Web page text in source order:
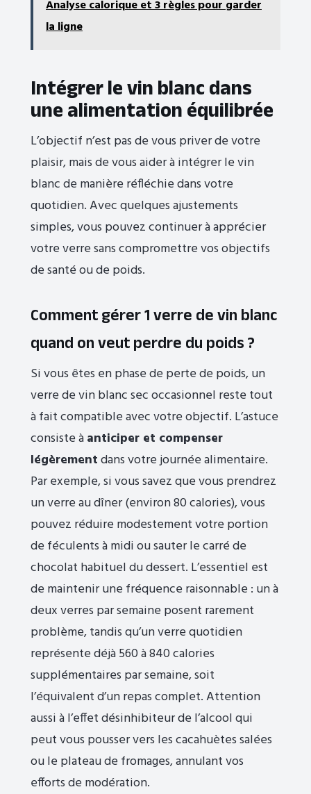
Analyse calorique et 3 règles pour garder
la ligne
Intégrer le vin blanc dans
une alimentation équilibrée
L’objectif n’est pas de vous priver de votre
plaisir, mais de vous aider à intégrer le vin
blanc de manière réfléchie dans votre
quotidien. Avec quelques ajustements
simples, vous pouvez continuer à apprécier
votre verre sans compromettre vos objectifs
de santé ou de poids.
Comment gérer 1 verre de vin blanc
quand on veut perdre du poids ?
Si vous êtes en phase de perte de poids, un
verre de vin blanc sec occasionnel reste tout
à fait compatible avec votre objectif. L’astuce
consiste àanticiper et compenser
légèrementdans votre journée alimentaire.
Par exemple, si vous savez que vous prendrez
un verre au dîner (environ 80 calories), vous
pouvez réduire modestement votre portion
de féculents à midi ou sauter le carré de
chocolat habituel du dessert. L’essentiel est
de maintenir une fréquence raisonnable : un à
deux verres par semaine posent rarement
problème, tandis qu’un verre quotidien
représente déjà 560 à 840 calories
supplémentaires par semaine, soit
l’équivalent d’un repas complet. Attention
aussi à l’effet désinhibiteur de l’alcool qui
peut vous pousser vers les cacahuètes salées
ou le plateau de fromages, annulant vos
efforts de modération.